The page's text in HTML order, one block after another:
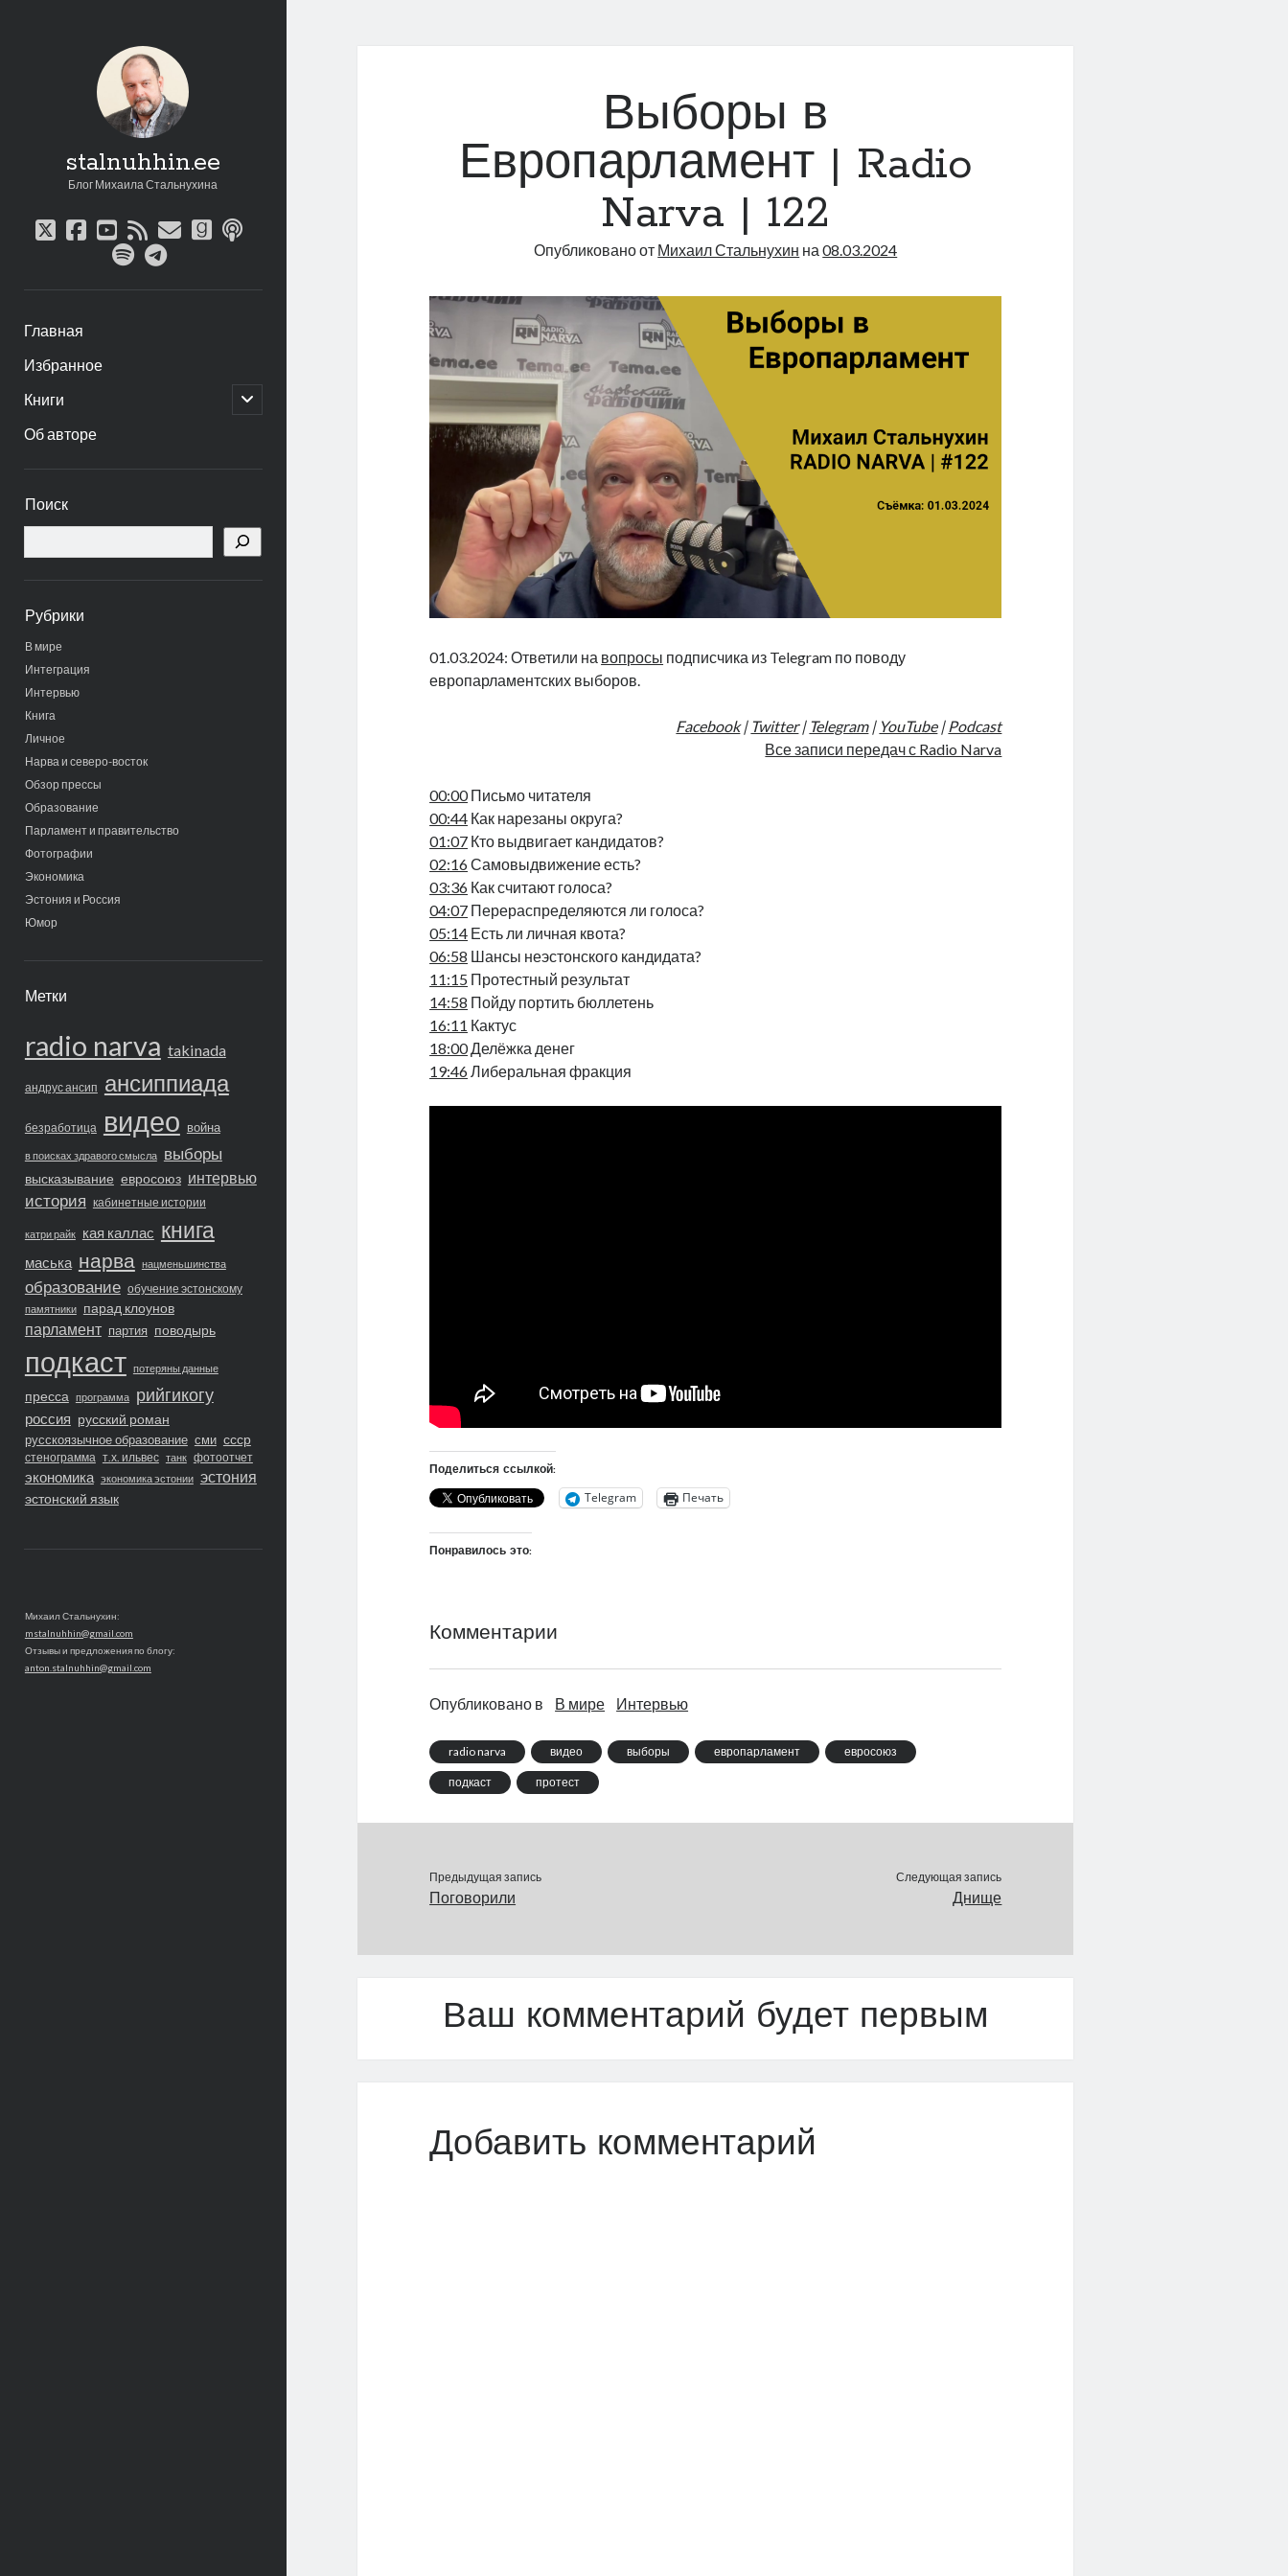
stalnuhhin.ee
Блог Михаила Стальнухина
twitter
facebook
youtube
rssemailgoodreads
podcast
spotifytelegram
Главная
Избранное
Книги
открыть
дочернее
Об авторе
панель
Поиск
Рубрики
В мире
Интеграция
Интервью
Книга
Личное
Нарва и северо-восток
Обзор прессы
Образование
Парламент и правительство
Фотографии
Экономика
Эстония и Россия
Юмор
Метки
radio narva takinada
андрус ансип ансиппиада
безработица видео война
в поисках здравого смысла выборы
высказывание евросоюз интервью
история кабинетные истории
катри райк кая каллас книга
маська нарва нацменьшинства
образование обучение эстонскому
памятники парад клоунов
парламент партия поводырь
подкаст потеряны данные
пресса программа рийгикогу
россия русский роман
русскоязычное образование сми ссср
стенограмма т.х. ильвес танк фотоотчет
экономика экономика эстонии эстония
эстонский язык
Михаил Стальнухин:
mstalnuhhin@gmail.com
Отзывы и предложения по блогу:
anton.stalnuhhin@gmail.com
Выборы в
Европарламент | Radio
Narva | 122
Опубликовано от Михаил Стальнухин на08.03.2024
01.03.2024: Ответили на вопросы подписчика из Telegram по поводу
европарламентских выборов.
Facebook| Twitter| Telegram| YouTube| Podcast
Все записи передач с Radio Narva
00:00Письмо читателя
00:44 Как нарезаны округа?
01:07 Кто выдвигает кандидатов?
02:16Самовыдвижение есть?
03:36 Как считают голоса?
04:07 Перераспределяются ли голоса?
05:14 Есть ли личная квота?
06:58 Шансы неэстонского кандидата?
11:15 Протестный результат
14:58 Пойду портить бюллетень
16:11 Кактус
18:00Делёжка денег
19:46Либеральная фракция
Поделиться ссылкой:
Telegram Печать
Понравилось это:
Комментарии
Опубликовано в В мире Интервью
radio narva видео выборы европарламент евросоюз
подкаст протест
Предыдущая запись
Поговорили
Следующая запись
Днище
Ваш комментарий будет первым
Добавить комментарий